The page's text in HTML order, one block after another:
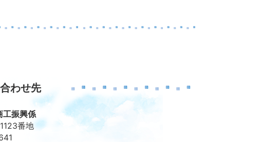
わせ先
工振興係
番地